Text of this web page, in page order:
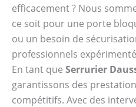
efficacement ? Nous
ce soit pour une porte
ou un besoin de
professionnels
En tant que Serrurier
garantissons des
compétitifs. Avec des